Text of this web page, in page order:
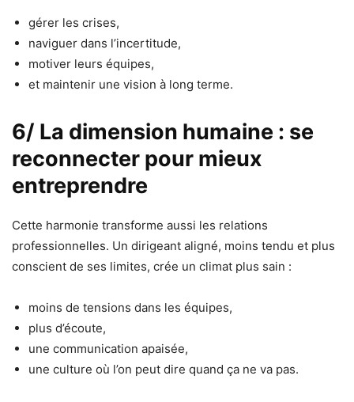
gérer les crises,
naviguer dans l’incertitude,
motiver leurs équipes,
et maintenir une vision à long terme.
6/ La dimension humaine : se
reconnecter pour mieux
entreprendre
Cette harmonie transforme aussi les relations
professionnelles. Un dirigeant aligné, moins tendu et plus
conscient de ses limites, crée un climat plus sain :
moins de tensions dans les équipes,
plus d’écoute,
une communication apaisée,
une culture où l’on peut dire quand ça ne va pas.